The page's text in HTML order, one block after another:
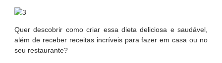
Quer descobrir como criar essa dieta deliciosa e saudável,
além de receber receitas incríveis para fazer em casa ou no
seu restaurante?